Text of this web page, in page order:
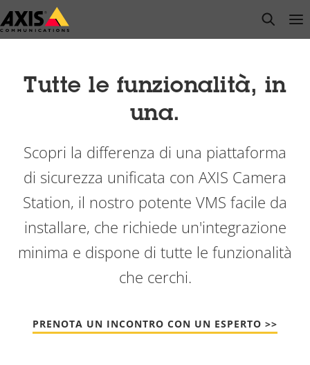
Salta
al
open
Tutte le funzionalità, in
una.
Scopri la differenza di una piattaforma
di sicurezza unificata con AXIS Camera
Station, il nostro potente VMS facile da
installare, che richiede un'integrazione
minima e dispone di tutte le funzionalità
che cerchi.
PRENOTA UN INCONTRO CON UN ESPERTO >>